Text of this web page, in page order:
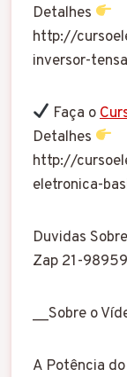
Detalhes
http://
inversor-
Faça o
Detalhes
http://
eletronica-
Duvidas
Zap 21-
__Sobre o
A Potência